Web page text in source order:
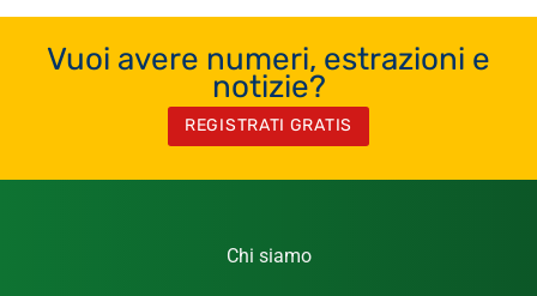
Vuoi avere numeri, estrazioni e
notizie?
REGISTRATI GRATIS
Chi siamo